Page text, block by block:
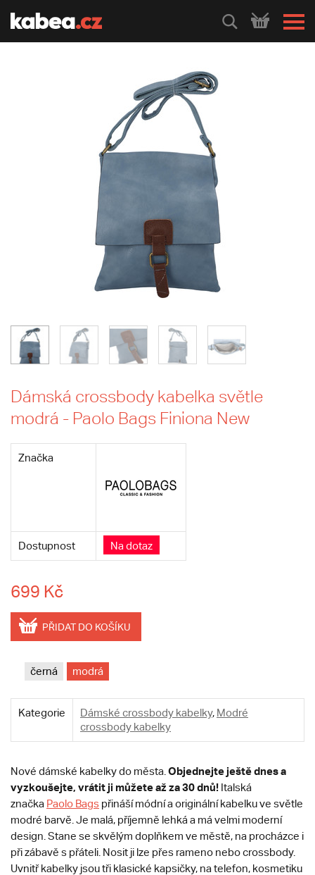
HLEDEJ
Dámská crossbody kabelka světle
modrá - Paolo Bags Finiona New
Značka
Dostupnost Na dotaz
699 Kč
PŘIDAT DO KOŠÍKU
černá modrá
Kategorie Dámské crossbody kabelky, Modré
crossbody kabelky
Nové dámské kabelky do města. Objednejte ještě dnes a
vyzkoušejte, vrátit ji můžete až za 30 dnů! Italská
značka Paolo Bags přináší módní a originální kabelku ve světle
modré barvě. Je malá, příjemně lehká a má velmi moderní
design. Stane se skvělým doplňkem ve městě, na procházce i
při zábavě s přáteli. Nosit ji lze přes rameno nebo crossbody.
Uvnitř kabelky jsou tři klasické kapsičky, na telefon, kosmetiku